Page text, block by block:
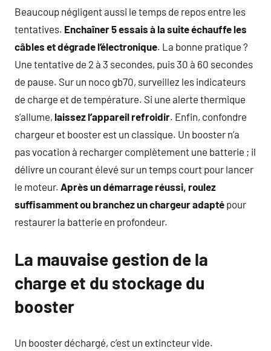
Beaucoup négligent aussi le temps de repos entre les
tentatives. Enchaîner 5 essais à la suite échauffe les
câbles et dégrade l’électronique. La bonne pratique ?
Une tentative de 2 à 3 secondes, puis 30 à 60 secondes
de pause. Sur un noco gb70, surveillez les indicateurs
de charge et de température. Si une alerte thermique
s’allume, laissez l’appareil refroidir. Enfin, confondre
chargeur et booster est un classique. Un booster n’a
pas vocation à recharger complètement une batterie ; il
délivre un courant élevé sur un temps court pour lancer
le moteur. Après un démarrage réussi, roulez
suffisamment ou branchez un chargeur adapté pour
restaurer la batterie en profondeur.
La mauvaise gestion de la
charge et du stockage du
booster
Un booster déchargé, c’est un extincteur vide.